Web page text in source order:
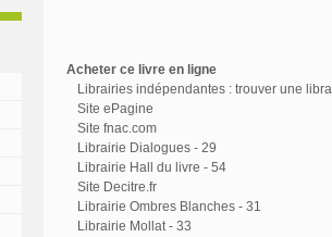
Acheter ce livre en ligne
Librairies indépendantes : trouver une
Site ePagine
Site fnac.com
Librairie Dialogues - 29
Librairie Hall du livre - 54
Site Decitre.fr
Librairie Ombres Blanches - 31
Librairie Mollat - 33